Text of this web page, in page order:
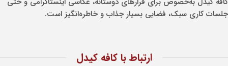
جلسات کاری سبک، فضایی بسیار جذاب و خاطره‌انگیز است.
ارتباط با کافه کیدل